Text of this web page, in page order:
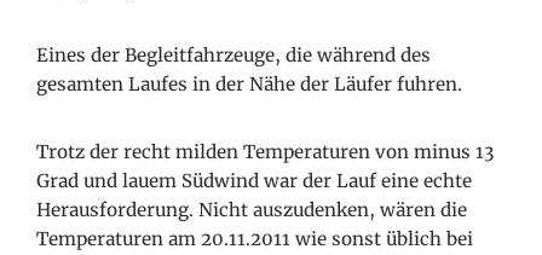
Eines der Begleitfahrzeuge, die während des
gesamten Laufes in der Nähe der Läufer fuhren.
Trotz der recht milden Temperaturen von minus 13
Grad und lauem Südwind war der Lauf eine echte
Herausforderung. Nicht auszudenken, wären die
Temperaturen am 20.11.2011 wie sonst üblich bei